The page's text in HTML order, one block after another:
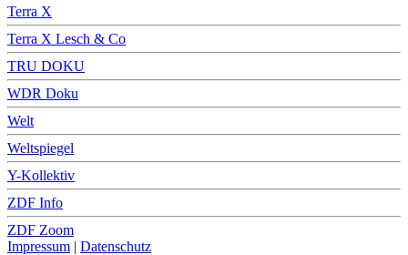
Terra X
Terra X Lesch & Co
TRU DOKU
WDR Doku
Welt
Weltspiegel
Y-Kollektiv
ZDF Info
ZDF Zoom
Impressum | Datenschutz